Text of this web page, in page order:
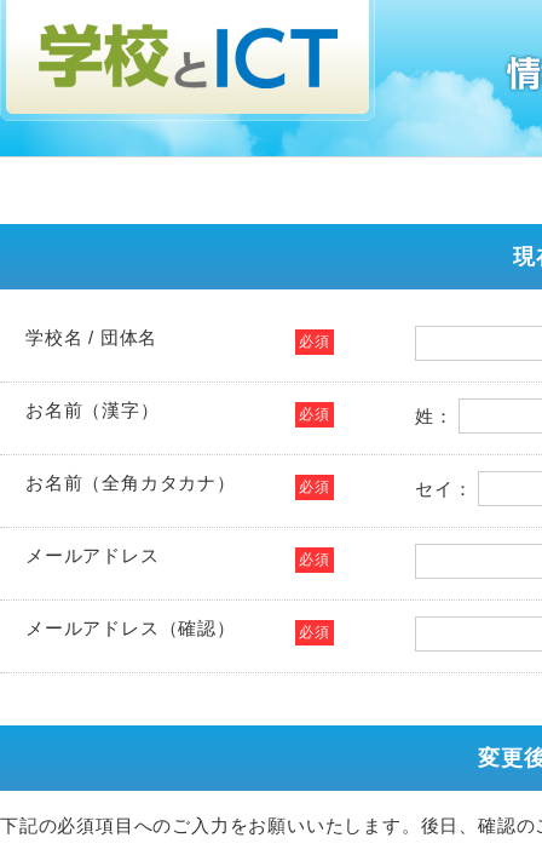
現
必須
学校名 / 団体名
必須
お名前（漢字） 姓：
必須
お名前（全角カタカナ） セイ：
必須
メールアドレス
必須
メールアドレス（確認）
変更
下記の必須項目へのご入力をお願いいたします。後日、確認